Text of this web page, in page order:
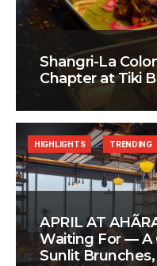
Shangri-La
Chapter at Tiki
APRIL AT
Waiting For — A
Sunlit
HIGHLIGHTS TRENDING